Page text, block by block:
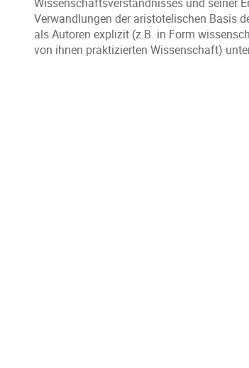
Verwandlungen der aristotelischen Basis
als Autoren explizit (z.B. in Form
von ihnen praktizierten Wissenschaft)